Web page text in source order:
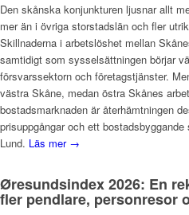
Den skånska konjunkturen ljusnar allt
mer än i övriga storstadslän och fler
Skillnaderna i arbetslöshet mellan
samtidigt som sysselsättningen börjar
försvarssektorn och företagstjänster.
västra Skåne, medan östra Skånes
bostadsmarknaden är återhämtningen
prisuppgångar och ett
Lund. Läs mer →
Øresundsindex 2026: En
fler pendlare, personresor